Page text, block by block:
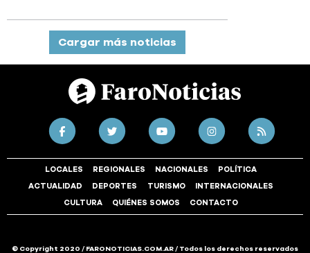
Cargar más noticias
LOCALES REGIONALES NACIONALES POLÍTICA
ACTUALIDAD DEPORTES TURISMO INTERNACIONALES
CULTURA QUIÉNES SOMOS CONTACTO
© Copyright 2020 / FARONOTICIAS.COM.AR / Todos los derechos reservados